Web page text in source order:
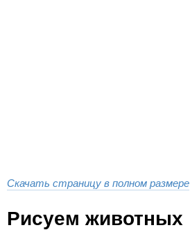
Скачать страницу в полном размере
Рисуем животных